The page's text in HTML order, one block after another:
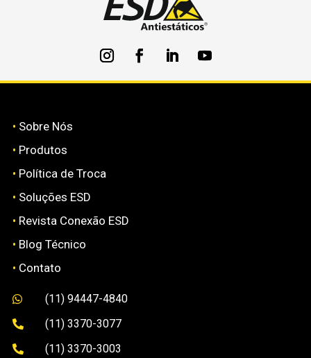
• Sobre Nós
• Produtos
• Política de Troca
• Soluções ESD
• Revista Conexão ESD
• Blog Técnico
• Contato
 (11) 94447-4840
 (11) 3370-3077
 (11) 3370-3003